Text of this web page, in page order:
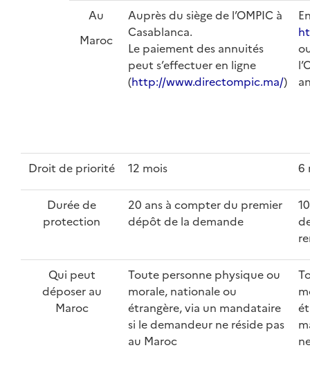
Au
Maroc
Auprès du siège de l’OMPIC à
Casablanca.
Le paiement des annuités
peut s’effectuer en ligne
(http://www.directompic.ma/)
Droit de priorité 12 mois 6
Durée de
protection
20 ans à compter du premier
dépôt de la demande
Qui peut
déposer au
Maroc
Toute personne physique ou
morale, nationale ou
étrangère, via un mandataire
si le demandeur ne réside pas
au Maroc